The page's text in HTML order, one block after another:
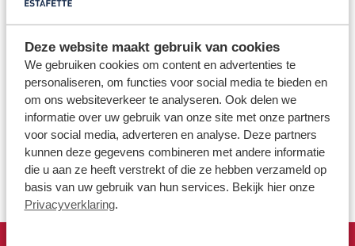
Deze website maakt gebruik van cookies
We gebruiken cookies om content en advertenties te
personaliseren, om functies voor social media te bieden en
om ons websiteverkeer te analyseren. Ook delen we
informatie over uw gebruik van onze site met onze partners
voor social media, adverteren en analyse. Deze partners
kunnen deze gegevens combineren met andere informatie
die u aan ze heeft verstrekt of die ze hebben verzameld op
basis van uw gebruik van hun services. Bekijk hier onze
Privacyverklaring.
Gelukkig is het voorste deel van de winkel, waar de
kledingafdeling Estafashion zit, droog gebleven. Het team
van vrijwilligers en vaste medewerkers werk vandaag keihard
mogelijk om alle spullen uit het natte gedeelte te redden.
Helaas is ongeveer de helft van de inventaris in het daar
verloren gegaan.